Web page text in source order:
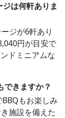
は何軒ありま
ジが6軒あり
円が目安で
ドミニアムな
できますか？
もお楽しみ
施設を備えた